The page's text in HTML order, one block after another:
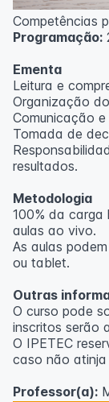
Competências
Programação:
Ementa
Leitura e
Organização
Comunicação
Tomada de
resultados.
Metodologia
100% da carga
aulas ao vivo.
As aulas
ou tablet.
Outras
O curso pode
inscritos serão
O IPETEC
caso não atinja
Professor(a):